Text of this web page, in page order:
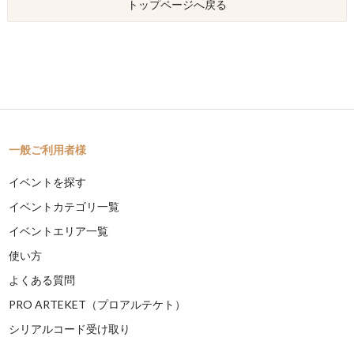
トップページへ戻る
一般ご利用者様
イベントを探す
イベントカテゴリ一覧
イベントエリア一覧
使い方
よくある質問
PRO ARTEKET（プロアルテケト）
シリアルコード受け取り